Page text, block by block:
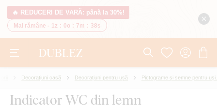
🔥 REDUCERI DE VARĂ: până la 30%!
Mai rămâne - 1z : 0o : 7m : 38s
Decorațiuni casă Decorațiuni pentru ușă Pictograme și semne pentru uși.
Indicator WC din lemn